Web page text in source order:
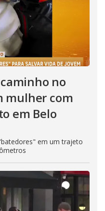
no
mulher com
em Belo
em um trajeto